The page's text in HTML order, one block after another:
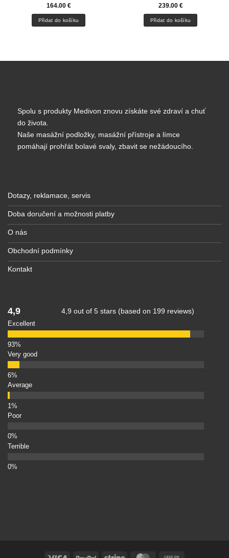
Hodnocení
4.9z 5
164.00 €
Přidat do košíku
Hodnocení
4.9z 5
239.00 €
Přidat do košíku
Spolu s produkty Medivon znovu získáte své zdraví a chuť
do života.
Naše masážní podložky, masážní přístroje a límce
pomáhají prohřát bolavé svaly, zbavit se nežádoucího.
Dotazy, reklamace, servis
Doba doručení a možnosti platby
O nás
Obchodní podmínky
Kontakt
4,9 4,9 out of 5 stars (based on 199 reviews)
Excellent
Very good
Average
Poor
Terrible